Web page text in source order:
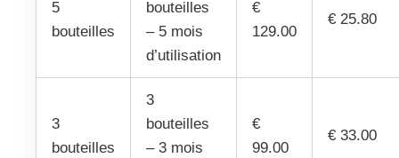
5
bouteilles
bouteilles
– 5 mois
d’utilisation
€
129.00
€ 25.80
3
bouteilles
3
bouteilles
– 3 mois
€
99.00
€ 33.00